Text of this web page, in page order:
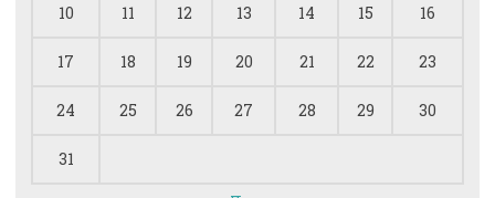
10 11 12 13 14 15 16
17 18 19 20 21 22 23
24 25 26 27 28 29 30
31